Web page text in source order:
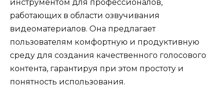
инструментом для профессионалов,
работающих в области озвучивания
видеоматериалов. Она предлагает
пользователям комфортную и продуктивную
среду для создания качественного голосового
контента, гарантируя при этом простоту и
понятность использования.